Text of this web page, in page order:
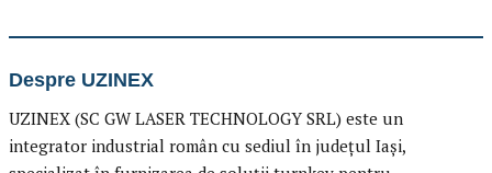
Despre UZINEX
UZINEX (SC GW LASER TECHNOLOGY SRL) este un
integrator industrial român cu sediul în județul Iași,